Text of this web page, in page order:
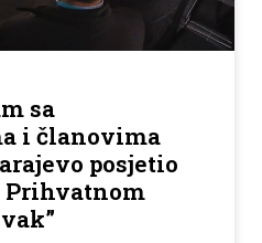
sa
i članovima
posjetio